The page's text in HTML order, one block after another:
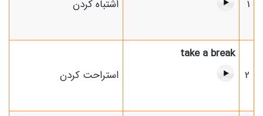
1
اشتباه کردن
2
take a break
استراحت کردن